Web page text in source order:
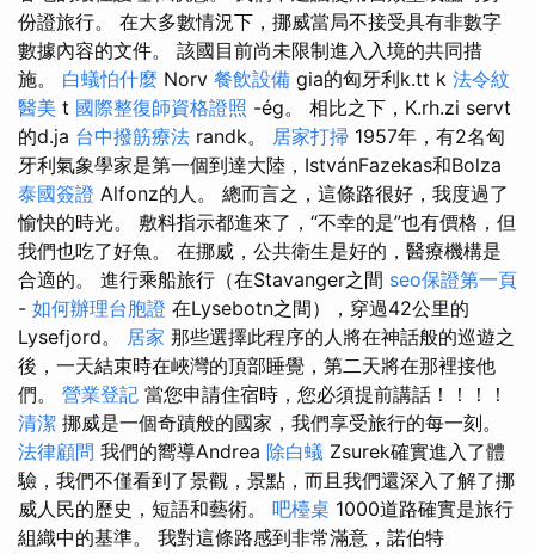
份證旅行。 在大多數情況下，挪威當局不接受具有非數字
數據內容的文件。 該國目前尚未限制進入入境的共同措
施。 白蟻怕什麼 Norv 餐飲設備 gia的匈牙利k.tt k 法令紋
醫美 t 國際整復師資格證照 -ég。 相比之下，K.rh.zi servt
的d.ja 台中撥筋療法 randk。 居家打掃 1957年，有2名匈
牙利氣象學家是第一個到達大陸，IstvánFazekas和Bolza
泰國簽證 Alfonz的人。 總而言之，這條路很好，我度過了
愉快的時光。 敷料指示都進來了，“不幸的是”也有價格，但
我們也吃了好魚。 在挪威，公共衛生是好的，醫療機構是
合適的。 進行乘船旅行（在Stavanger之間 seo保證第一頁
- 如何辦理台胞證 在Lysebotn之間），穿過42公里的
Lysefjord。 居家 那些選擇此程序的人將在神話般的巡遊之
後，一天結束時在峽灣的頂部睡覺，第二天將在那裡接他
們。 營業登記 當您申請住宿時，您必須提前講話！！！！
清潔 挪威是一個奇蹟般的國家，我們享受旅行的每一刻。
法律顧問 我們的嚮導Andrea 除白蟻 Zsurek確實進入了體
驗，我們不僅看到了景觀，景點，而且我們還深入了解了挪
威人民的歷史，短語和藝術。 吧檯桌 1000道路確實是旅行
組織中的基準。 我對這條路感到非常滿意，諾伯特